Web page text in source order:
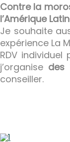
Contre la
l’Amérique
Je souhaite
expérience La
RDV
j’organise des
conseiller.